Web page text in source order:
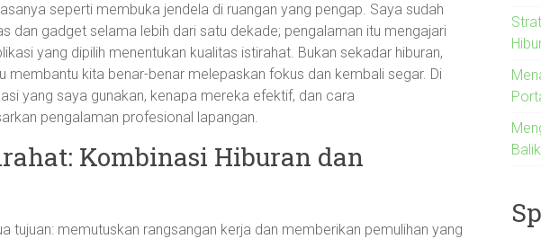
seperti membuka jendela di ruangan yang pengap. Saya sudah
dan gadget selama lebih dari satu dekade; pengalaman itu mengajari
yang dipilih menentukan kualitas istirahat. Bukan sekadar hiburan,
membantu kita benar-benar melepaskan fokus dan kembali segar. Di
yang saya gunakan, kenapa mereka efektif, dan cara
pengalaman profesional lapangan.
Kombinasi Hiburan dan
tujuan: memutuskan rangsangan kerja dan memberikan pemulihan yang